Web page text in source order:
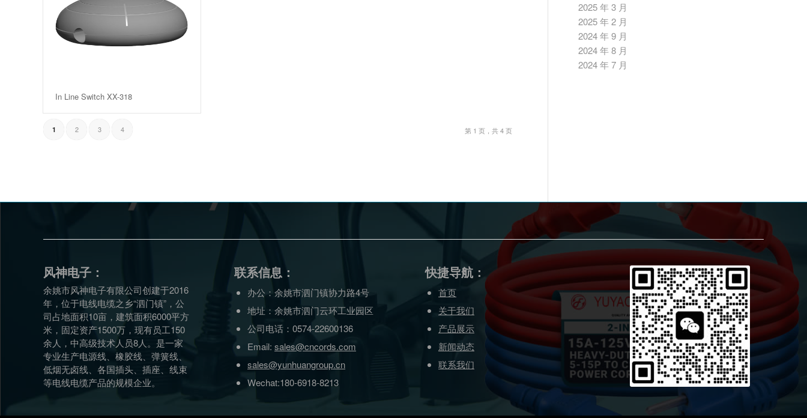
In Line Switch XX-318
第 1 页，共 4 页
1 2 3 4
2025 年 3 月
2025 年 2 月
2024 年 9 月
2024 年 8 月
2024 年 7 月
风神电子：
余姚市风神电子有限公司创建于2016
年，位于电线电缆之乡“泗门镇”，公
司占地面积10亩，建筑面积6000平方
米，固定资产1500万，现有员工150
余人，中高级技术人员8人。是一家
专业生产电源线、橡胶线、弹簧线、
低烟无卤线、各国插头、插座、线束
等电线电缆产品的规模企业。
联系信息：
办公：余姚市泗门镇协力路4号
地址：余姚市泗门云环工业园区
公司电话：0574-22600136
Email: sales@cncords.com
sales@yunhuangroup.cn
Wechat:180-6918-8213
快捷导航：
首页
关于我们
产品展示
新闻动态
联系我们